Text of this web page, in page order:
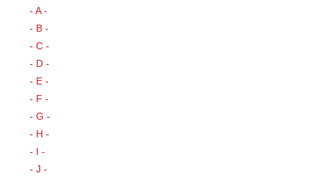
- A -
- B -
- C -
- D -
- E -
- F -
- G -
- H -
- I -
- J -